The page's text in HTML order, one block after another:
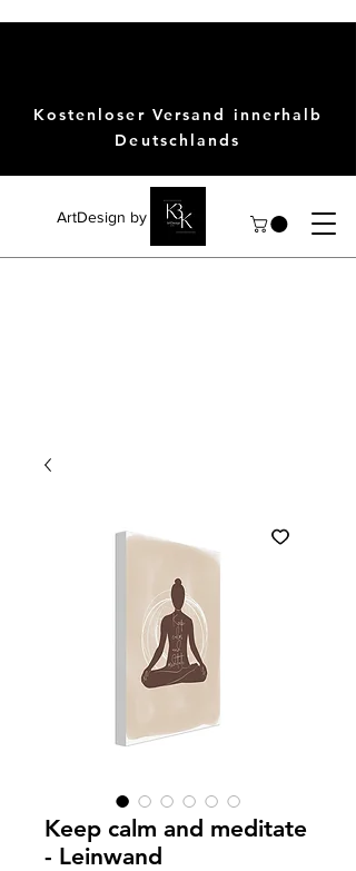
ArtDesign by KBK
Kostenloser Versand innerhalb
Deutschlands
Keep calm and meditate
- Leinwand